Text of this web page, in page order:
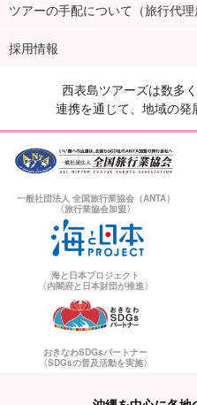
ツアーの手配について（旅行代理
採用情報
西表島ツアーズは数多
連携を通じて、地域の発
一般社団法人 全国旅行業協会（ANTA）
〈旅行業協会加盟〉
海と日本プロジェクト
〈内閣府と日本財団が推進〉
おきなわSDGsパートナー
〈SDGsの普及活動を実施〉